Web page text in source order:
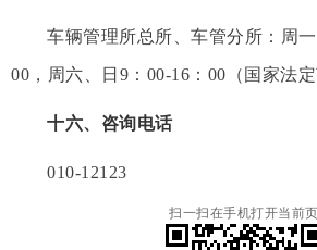
车辆管理所总所、车管分所：周一
00，周六、日9：00-16：00（国家法定
十六、咨询电话
010-12123
扫一扫在手机打开当前页